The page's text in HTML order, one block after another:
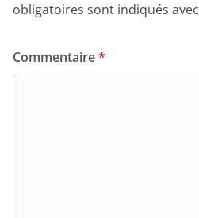
obligatoires sont indiqués avec
Commentaire*